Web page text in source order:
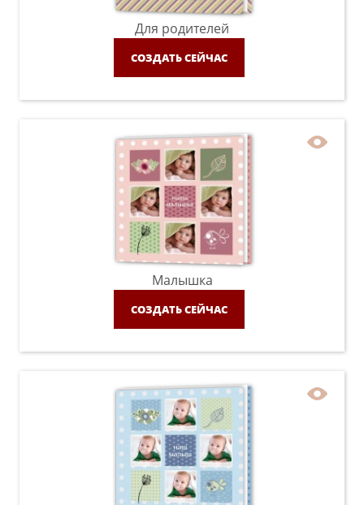
Для родителей
СОЗДАТЬ СЕЙЧАС
Малышка
СОЗДАТЬ СЕЙЧАС